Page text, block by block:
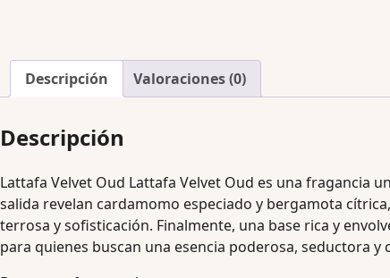
Descripción Valoraciones (0)
Descripción
Lattafa Velvet Oud Lattafa Velvet Oud es una fragancia
salida revelan cardamomo especiado y bergamota
terrosa y sofisticación. Finalmente, una base rica y
para quienes buscan una esencia poderosa, seductora y